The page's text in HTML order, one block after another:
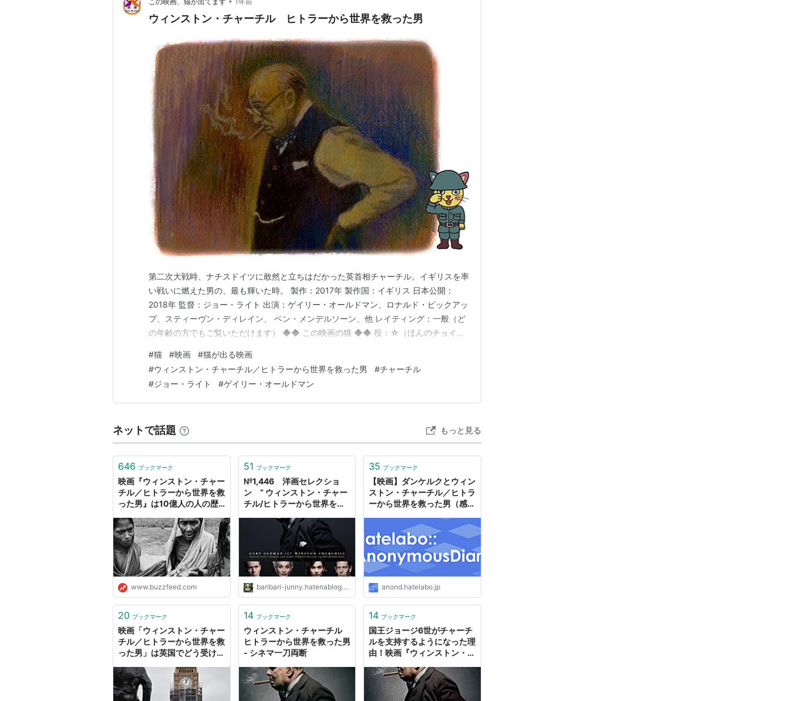
製作総指揮： ジェームズ・ビドル
脚本：アンソニー・マクカーテン
プロダクション・デザイン：サラ・グリーンウッド
衣装デザイン： ジャクリーン・デュラン
ブリュノ・デルボネル
編集：ヴァレリオ・ボネッリ
音楽：ダリオ・マリアネッリ
キャスト
ゲイリー・オールドマン
クリスティン・スコット・トーマス
ベン・メンデルソーン
リリー・ジェームズ
ロナルド・ピックアップ
スティーヴン・ディレイン
ニコラス・ジョーンズ
サミュエル・ウェスト
デヴィッド・スコフィールド
リチャード・ラムスデン
1940年5月、第二次世界大戦初期。ヒトラー率いるナチス・ドイツの勢力が
拡大し、フランスは陥落間近、イギリスにも侵略の脅威が迫っていた。 内
閣不信任決議が出されたチェンバレン首相の後任として、外相のハリファッ
クスが最適任者だという声があがるが、本人はこれを固辞。そこで、国民か
らの人気は高いが、たび重なる失策から政党内の “嫌われ者”であったウィン
ストン・チャーチルに白羽の矢が立つ。 朝から酒をたしなむ変わり者の夫
を叱咤激励する妻クレメンティーンや、気難しくもウィットとユーモアに富
んだチャーチルの言葉をタイピングする秘書エリザベスのサポートを受けな
がら、国難に陥ったイギリスの新首相に就任したチャーチルは、ドイツとの
和平交渉をすすめるチェンバレンとハリファックスらに陰口を叩かれながら
も、「決して屈しない」と徹底抗戦を誓う。
そんななか、ドイツ軍に追い込まれた英国軍は、フランス・ダンケルクの海
岸まで撤退し孤立状態となっていた。３０万人もの兵士が包囲され、救出す
るすべがない。ならば彼ら兵士を救うべく船をダンケルクへ向かわせるの
だ、大型船はもちろん、ボートや小型船など民間の船もすべて召集して 。
こうしてダイナモ作戦が実行された。
日に日にナチス・ドイツの勢いは増す一方で、英国にも上陸の危機が迫る。
命がチャーチルの手に委ねられた。日々悩み、葛藤するチャーチル。そんな
彼の姿に、就任当初はチャーチルに対して懐疑的だった英国王ジョージ６世
ウィンストン・チャーチル ヒトラーから世界を救った男
第二次大戦時、ナチスドイツに敢然と立ちはだかった英首相チャーチル。イギリスを率
い戦いに燃えた男の、最も輝いた時。 製作：2017年 製作国：イギリス 日本公開：
2018年 監督：ジョー・ライト 出演：ゲイリー・オールドマン、ロナルド・ピックアッ
プ、スティーヴン・ディレイン、 ベン・メンデルソーン、他 レイティング：一般（ど
の年齢の方でもご覧いただけます） ◆◆ この映画の猫 ◆◆ 役：☆（ほんのチョイ
第二次世界大戦終結から80年。イギリスでは５月５日にロンドンでナチスドイツに対
する戦勝80年記念パレードが行…
#猫 #映画 #猫が出る映画
#ウィンストン・チャーチル／ヒトラーから世界を救った男 #チャーチル
#ジョー・ライト #ゲイリー・オールドマン
ネットで話題 もっと見る
646 ブックマーク
映画『ウィンストン・チャー
チル／ヒトラーから世界を救
った男』は10億人の人の歴
www.buzzfeed.com
51 ブックマーク
№1,446 洋画セレクショ
ン “ ウィンストン・チャー
チル/ヒトラーから世界を救
万 屋 情 報 発 信 局
baribari-junny.hatenablog.com
35 ブックマーク
【映画】ダンケルクとウィン
ストン・チャーチル／ヒトラ
ーから世界を救った男（感
anond.hatelabo.jp
20 ブックマーク
映画「ウィンストン・チャー
チル／ヒトラーから世界を救
った男」は英国でどう受け止
林恭子） - エキスパート -
Yahoo!ニュース
14 ブックマーク
ウィンストン・チャーチル
ヒトラーから世界を救った男
- シネマ一刀両断
14 ブックマーク
国王ジョージ6世がチャーチ
ルを支持するようになった理
由！映画『ウィンストン・チ
を救った男』 - AKIRAの映
画・ドラマブログ